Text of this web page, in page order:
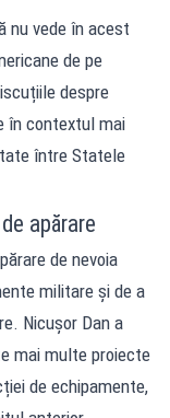
nu vede în acest
de pe
despre
în contextul mai
între Statele
apărare
de nevoia
militare și de a
Nicușor Dan a
mai multe proiecte
de echipamente,